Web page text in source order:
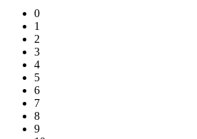
0
1
2
3
4
5
6
7
8
9